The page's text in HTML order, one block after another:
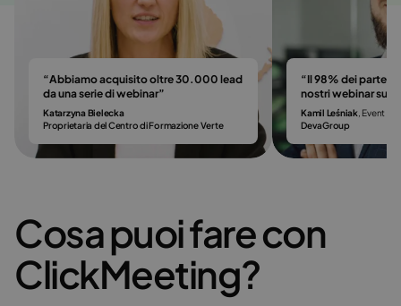
“Abbiamo acquisito oltre 30.000 lead
da una serie di webinar”
Katarzyna Bielecka
Proprietaria del Centro di Formazione Verte
“Il 98% dei
nostri webinar su
Kamil Leśniak , Event &
DevaGroup
Cosa puoi fare con
ClickMeeting?